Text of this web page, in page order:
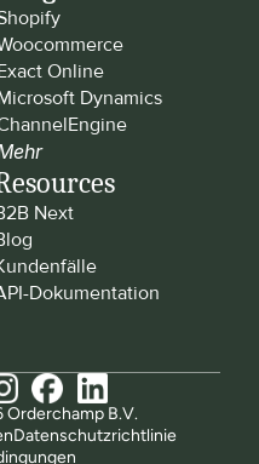
Online
Dynamics
Next
Dokumentation
B.V.
Datenschutzrichtlinie